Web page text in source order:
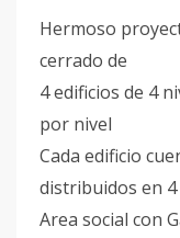
Hermoso
cerrado de
4 edificios de 4
por nivel
Cada edificio
distribuidos en 4
Area social con